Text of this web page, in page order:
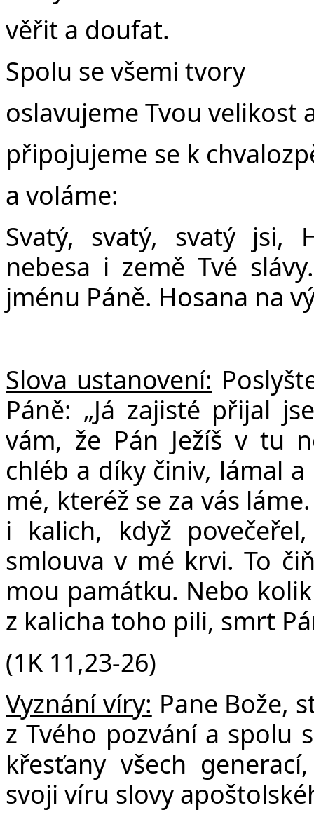
věřit a doufat.
Spolu se všemi tvory
oslavujeme Tvou velikost
připojujeme se k
a voláme:
Svatý, svatý, svatý jsi,
nebesa i země Tvé
jménu Páně. Hosana na
Slova ustanovení:
Páně: „Já zajisté přijal
vám, že Pán Ježíš v tu
chléb a díky činiv, lámal
mé, kteréž se za vás
i kalich, když
smlouva v mé krvi. To
mou památku. Nebo
z kalicha toho pili, smrt
(1K 11,23-26)
Vyznání víry: Pane Bože,
z Tvého pozvání a spolu
křesťany všech
svoji víru slovy